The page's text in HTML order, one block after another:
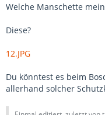
Welche Manschette
Diese?
12.JPG
Du könntest es beim
allerhand solcher